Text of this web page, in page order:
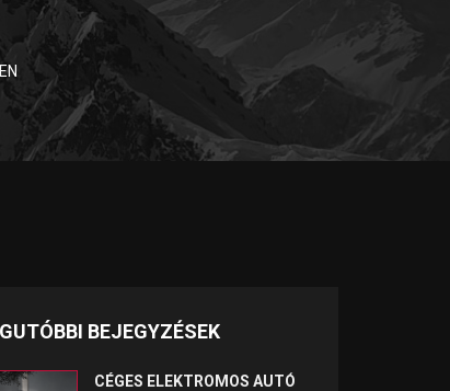
BEJEGYZÉSEK
CÉGES ELEKTROMOS AUTÓ